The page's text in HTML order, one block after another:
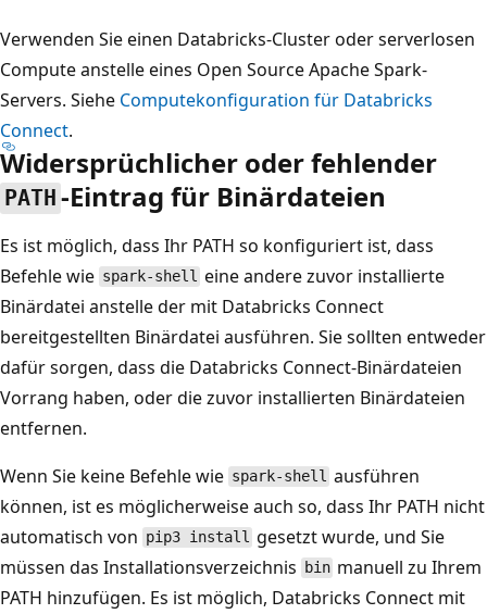
Verwenden Sie einen Databricks-Cluster oder serverlosen
Compute anstelle eines Open Source Apache Spark-
Servers. Siehe Computekonfiguration für Databricks
Connect.
Widersprüchlicher oder fehlender
PATH -Eintrag für Binärdateien
Es ist möglich, dass Ihr PATH so konfiguriert ist, dass
Befehle wie spark-shell eine andere zuvor installierte
Binärdatei anstelle der mit Databricks Connect
bereitgestellten Binärdatei ausführen. Sie sollten entweder
dafür sorgen, dass die Databricks Connect-Binärdateien
Vorrang haben, oder die zuvor installierten Binärdateien
entfernen.
Wenn Sie keine Befehle wie spark-shell ausführen
können, ist es möglicherweise auch so, dass Ihr PATH nicht
automatisch von pip3 install gesetzt wurde, und Sie
müssen das Installationsverzeichnis
bin manuell zu Ihrem
PATH hinzufügen. Es ist möglich, Databricks Connect mit